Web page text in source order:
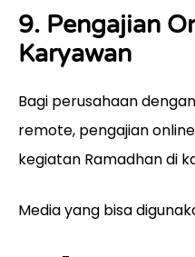
9. Pengajian
Karyawan
Bagi perusahaan
remote, pengajian
kegiatan Ramadhan di
Media yang bisa